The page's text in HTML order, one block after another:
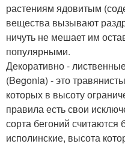
растениям ядовитым
вещества вызывают
ничуть не мешает им
популярными.
Декоративно -
(Begonia) - это
которых в высоту
правила есть свои
сорта бегоний
исполинские, высота